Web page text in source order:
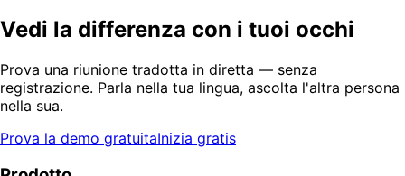
Vedi la differenza con i tuoi occhi
Prova una riunione tradotta in diretta — senza
registrazione. Parla nella tua lingua, ascolta l'altra persona
nella sua.
Prova la demo gratuitaInizia gratis